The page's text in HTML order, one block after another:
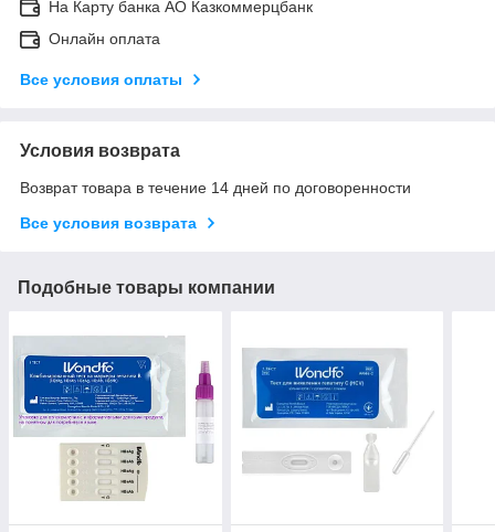
На Карту банка АО Казкоммерцбанк
Онлайн оплата
Все условия оплаты
Условия возврата
Возврат товара в течение 14 дней по договоренности
Все условия возврата
Подобные товары компании